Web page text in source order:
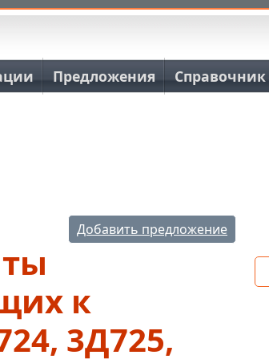
Предложения Справочник
Добавить предложение
к
3Д725,